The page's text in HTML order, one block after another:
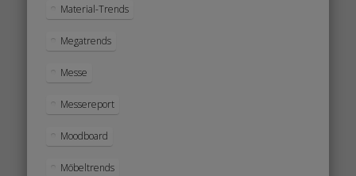
Material-Trends
Megatrends
Messe
Messereport
Moodboard
Möbeltrends